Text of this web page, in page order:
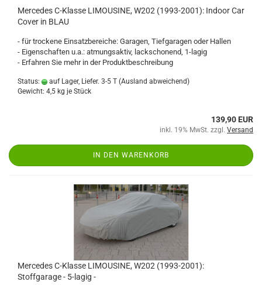
Mercedes C-Klasse LIMOUSINE, W202 (1993-2001): Indoor Car
Cover in BLAU
- für trockene Einsatzbereiche: Garagen, Tiefgaragen oder Hallen
- Eigenschaften u.a.: atmungsaktiv, lackschonend, 1-lagig
- Erfahren Sie mehr in der Produktbeschreibung
Status: auf Lager, Liefer. 3-5 T (Ausland abweichend)
Gewicht: 4,5 kg je Stück
139,90 EUR
inkl. 19% MwSt. zzgl. Versand
IN DEN WARENKORB
Mercedes C-Klasse LIMOUSINE, W202 (1993-2001):
Stoffgarage - 5-lagig -